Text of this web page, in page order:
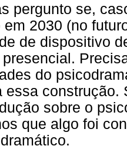
pergunto se,
em 2030 (no
de dispositivo
do
essa construção.
sobre o
que algo foi